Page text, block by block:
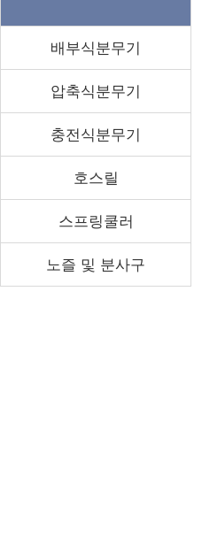
배부식분무기
압축식분무기
충전식분무기
호스릴
스프링쿨러
노즐 및 분사구